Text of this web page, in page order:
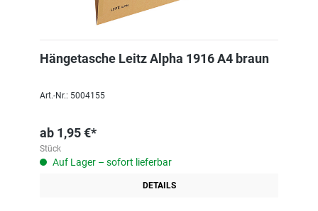
Hängetasche Leitz Alpha 1916 A4 braun
Art.-Nr.: 5004155
ab 1,95 €*
Stück
Auf Lager – sofort lieferbar
DETAILS